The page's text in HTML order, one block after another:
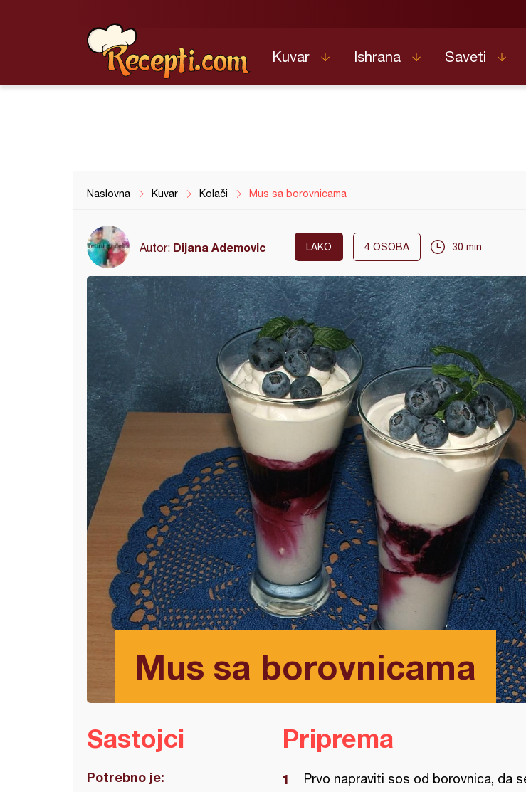
Kuvar Ishrana Saveti
Naslovna Kuvar Kolači Mus sa borovnicama
Autor: Dijana Ademovic LAKO 4 OSOBA 30 min
Mus sa borovnicama
Sastojci
Potrebno je:
Priprema
Prvo napraviti sos od borovnica, da